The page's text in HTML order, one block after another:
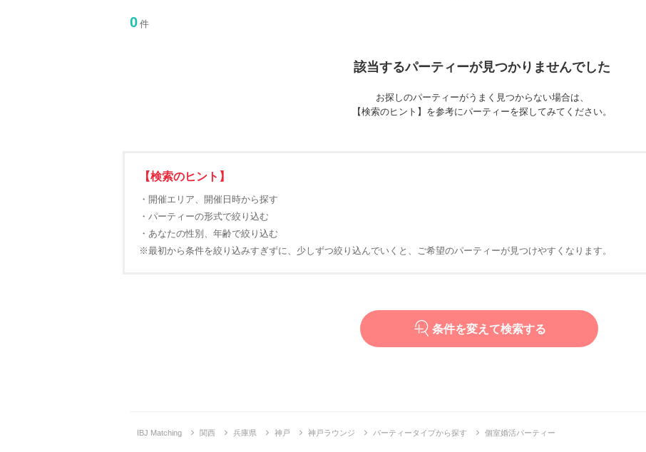
0 件
該当するパーティーが見つかりませんでした
お探しのパーティーがうまく見つからない場合は、
【検索のヒント】を参考にパーティーを探してみてください。
【検索のヒント】
・開催エリア、開催日時から探す
・パーティーの形式で絞り込む
・あなたの性別、年齢で絞り込む
※最初から条件を絞り込みすぎずに、少しずつ絞り込んでいくと、ご希望のパーティーが見つけやすくなります。
条件を変えて検索する
IBJ Matching 関西 兵庫県 神戸 神戸ラウンジ パーティータイプから探す 個室婚活パーティー